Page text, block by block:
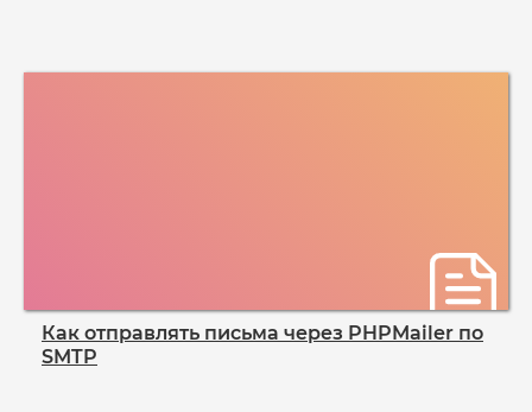
Как отправлять письма через PHPMailer по
SMTP